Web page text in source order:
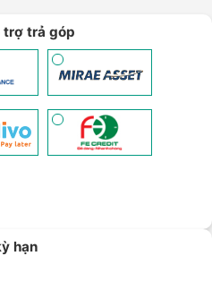
Samsung S26 series và
100.000đ - (
quyền - Hoàn tiền lên đến 18
10 phút, kỳ hạn tới 12 tháng với
lâu với gói bảo hành mở rộng H-
chi tiết
toán qua Spaylater - (
máy Điện thoại/Máy tính
- (
với các sản phẩm Loa, tai nghe
phẩm: Laptop/ Điện thoại/ Đồng
qua Homepaylater - (
trợ trả góp
hạn